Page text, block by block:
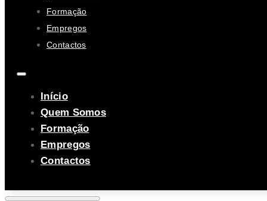
Formação
Empregos
Contactos
Início
Quem Somos
Formação
Empregos
Contactos